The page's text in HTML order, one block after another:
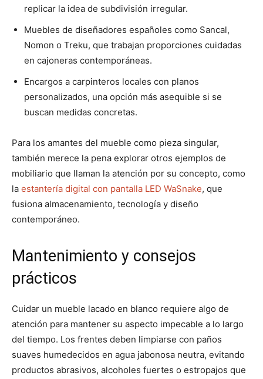
replicar la idea de subdivisión irregular.
Muebles de diseñadores españoles como Sancal,
Nomon o Treku, que trabajan proporciones cuidadas
en cajoneras contemporáneas.
Encargos a carpinteros locales con planos
personalizados, una opción más asequible si se
buscan medidas concretas.
Para los amantes del mueble como pieza singular,
también merece la pena explorar otros ejemplos de
mobiliario que llaman la atención por su concepto, como
la estantería digital con pantalla LED WaSnake, que
fusiona almacenamiento, tecnología y diseño
contemporáneo.
Mantenimiento y consejos
prácticos
Cuidar un mueble lacado en blanco requiere algo de
atención para mantener su aspecto impecable a lo largo
del tiempo. Los frentes deben limpiarse con paños
suaves humedecidos en agua jabonosa neutra, evitando
productos abrasivos, alcoholes fuertes o estropajos que